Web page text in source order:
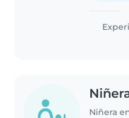
Niñera